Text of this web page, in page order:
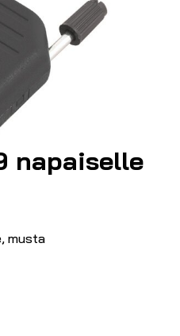
napaiselle
musta